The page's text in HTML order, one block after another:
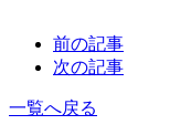
前の記事
次の記事
一覧へ戻る